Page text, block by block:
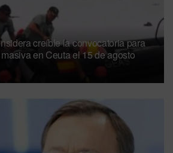
creíble la convocatoria para
en Ceuta el 15 de agosto